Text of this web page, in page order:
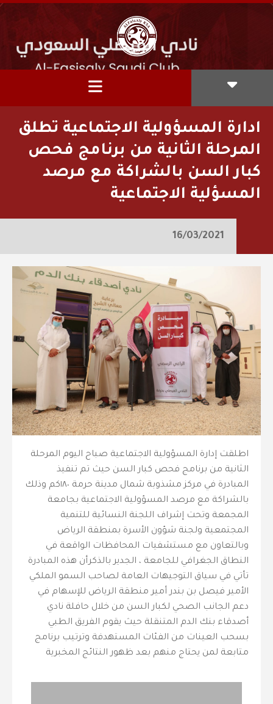
ادارة المسؤولية الاجتماعية تطلق
المرحلة الثانية من برنامج فحص
كبار السن بالشراكة مع مرصد
المسؤلية الاجتماعية
16/03/2021
اطلقت إدارة المسؤولية الاجتماعية صباح اليوم المرحلة
الثانية من برنامج فحص كبار السن حيث تم تنفيذ
المبادرة في مركز مشذوبة شمال مدينة حرمة ١٨٠كم وذلك
بالشراكة مع مرصد المسؤولية الاجتماعية بجامعة
المجمعة وتحت إشراف اللجنة النسائية للتنمية
المجتمعية ولجنة شؤون الأسرة بمنطقة الرياض
وبالتعاون مع مستشفيات المحافظات الواقعة في
النطاق الجغرافي للجامعة ، الجدير بالذكرأن هذه المبادرة
تأتي في سياق التوجيهات العامة لصاحب السمو الملكي
الأمير فيصل بن بندر أمير منطقة الرياض للإسهام في
دعم الجانب الصحي لكبار السن من خلال حافلة نادي
أصدقاء بنك الدم المتنقلة حيث يقوم الفريق الطبي
بسحب العينات من الفئات المستهدفة وترتيب برنامج
متابعة لمن يحتاج منهم بعد ظهور النتائج المخبرية